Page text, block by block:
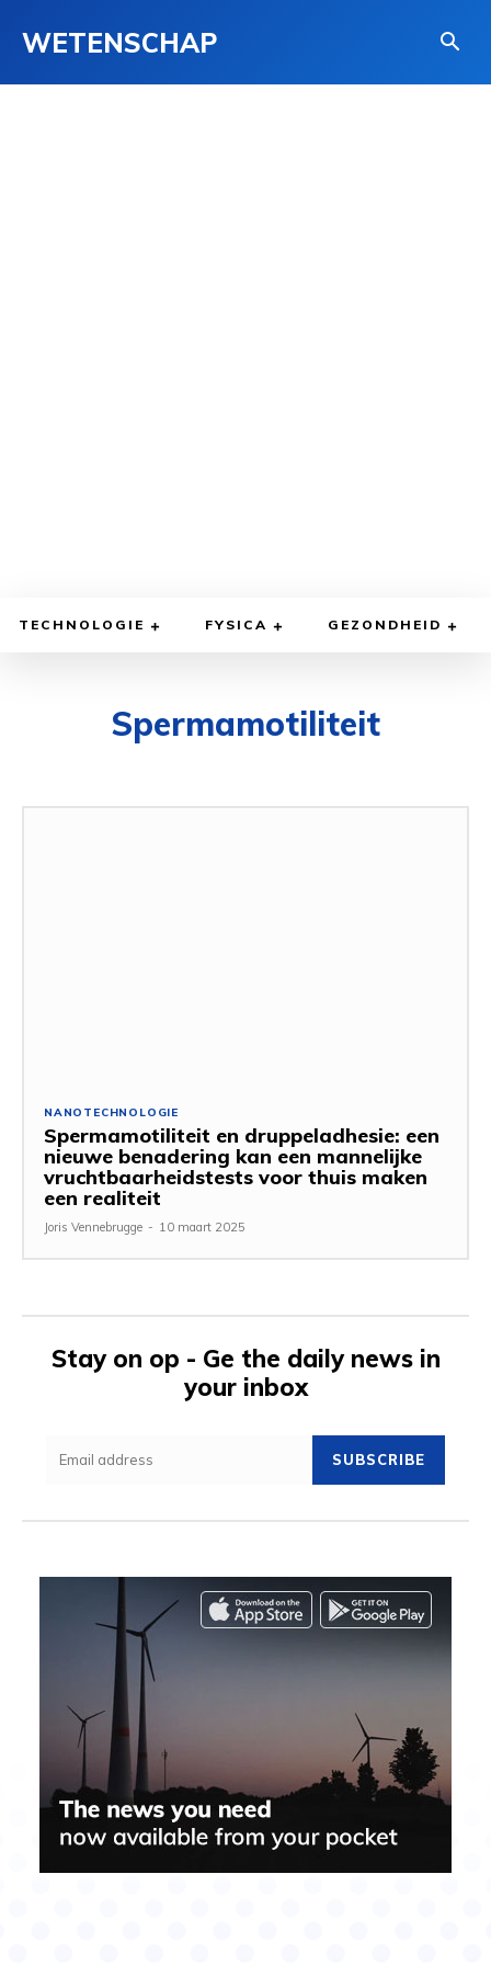
WETENSCHAP
TECHNOLOGIE FYSICA GEZONDHEID
Spermamotiliteit
NANOTECHNOLOGIE
Spermamotiliteit en druppeladhesie: een
nieuwe benadering kan een mannelijke
vruchtbaarheidstests voor thuis maken
een realiteit
Joris Vennebrugge - 10 maart 2025
Stay on op - Ge the daily news in
your inbox
SUBSCRIBE